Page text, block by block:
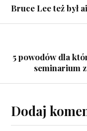
Bruce Lee też był
5 powodów dla
seminarium
Dodaj